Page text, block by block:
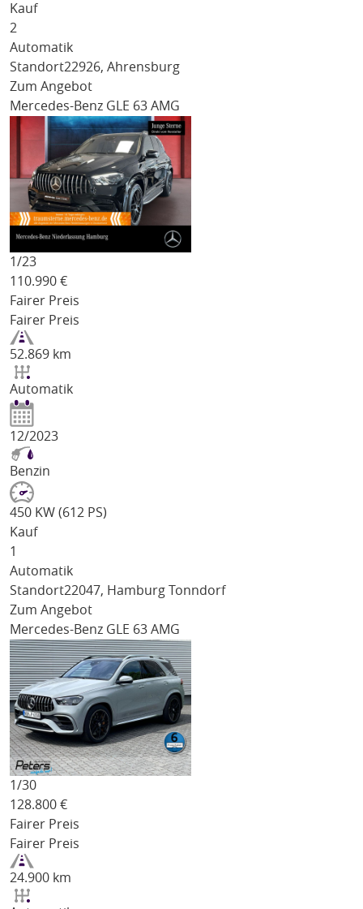
Kauf
2
Automatik
Standort22926, Ahrensburg
Zum Angebot
Mercedes-Benz GLE 63 AMG
1/23
110.990 €
Fairer Preis
Fairer Preis
52.869 km
Automatik
12/2023
Benzin
450 KW (612 PS)
Kauf
1
Automatik
Standort22047, Hamburg Tonndorf
Zum Angebot
Mercedes-Benz GLE 63 AMG
1/30
128.800 €
Fairer Preis
Fairer Preis
24.900 km